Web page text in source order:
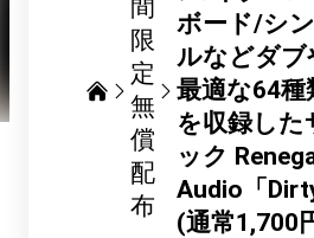
間
限
定
無
償
配
布
ボード/シ
ルなどダブ
最適な64
を収録し
ック
Audio「
(通常1,700